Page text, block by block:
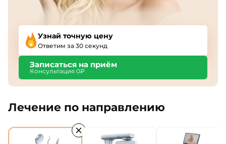
Узнай точную цену
Ответим за 30 секунд
Записаться на приём
Консультация 0₽
Лечение по направлению